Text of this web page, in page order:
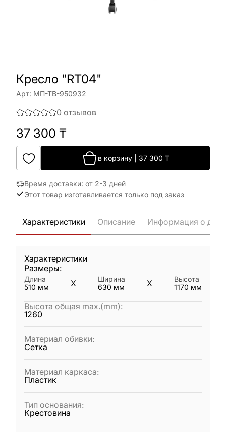
Кресло "RT04"
Арт: МП-ТВ-950932
0 отзывов
37 300 ₸
в корзину| 37 300 ₸
Время доставки: от 2-3 дней
Этот товар изготавливается только под заказ
Характеристики Описание Информация о
Характеристики
Размеры:
Длина
510 мм X
Ширина
630 мм X
Высота
1170 мм
Высота общая max.(mm):
1260
Материал обивки:
Сетка
Материал каркаса:
Пластик
Тип основания:
Крестовина